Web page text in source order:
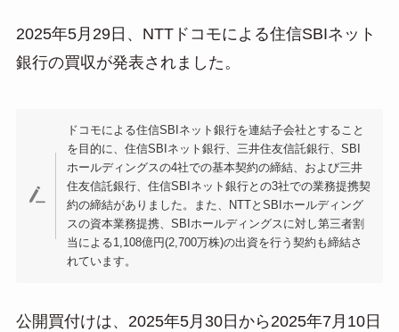
2025年5月29日、NTTドコモによる住信SBIネット
銀行の買収が発表されました。
ドコモによる住信SBIネット銀行を連結子会社とすること
を目的に、住信SBIネット銀行、三井住友信託銀行、SBI
ホールディングスの4社での基本契約の締結、および三井
住友信託銀行、住信SBIネット銀行との3社での業務提携契
約の締結がありました。また、NTTとSBIホールディング
スの資本業務提携、SBIホールディングスに対し第三者割
当による1,108億円(2,700万株)の出資を行う契約も締結さ
れています。
公開買付けは、2025年5月30日から2025年7月10日